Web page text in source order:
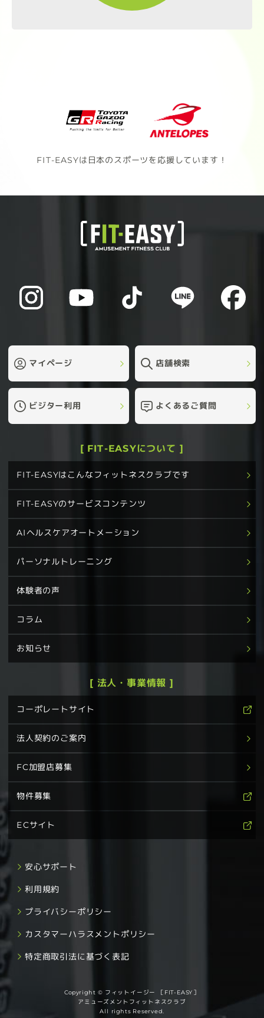
FIT-EASYは日本のスポーツを応援しています！
マイページ 店舗検索
ビジター利用 よくあるご質問
[ FIT-EASYについて ]
FIT-EASYはこんなフィットネスクラブです
FIT-EASYのサービスコンテンツ
AIヘルスケアオートメーション
パーソナルトレーニング
体験者の声
コラム
お知らせ
[ 法人・事業情報 ]
コーポレートサイト
法人契約のご案内
FC加盟店募集
物件募集
ECサイト
安心サポート
利用規約
プライバシーポリシー
カスタマーハラスメントポリシー
特定商取引法に基づく表記
Copyright © フィットイージー ［FIT-EASY］
アミューズメントフィットネスクラブ
All rights Reserved.